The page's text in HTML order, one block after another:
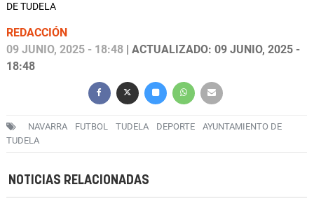
DE TUDELA
REDACCIÓN
09 JUNIO, 2025 - 18:48 | ACTUALIZADO: 09 JUNIO, 2025 -
18:48
NAVARRA FUTBOL TUDELA DEPORTE
AYUNTAMIENTO DE
TUDELA
NOTICIAS RELACIONADAS